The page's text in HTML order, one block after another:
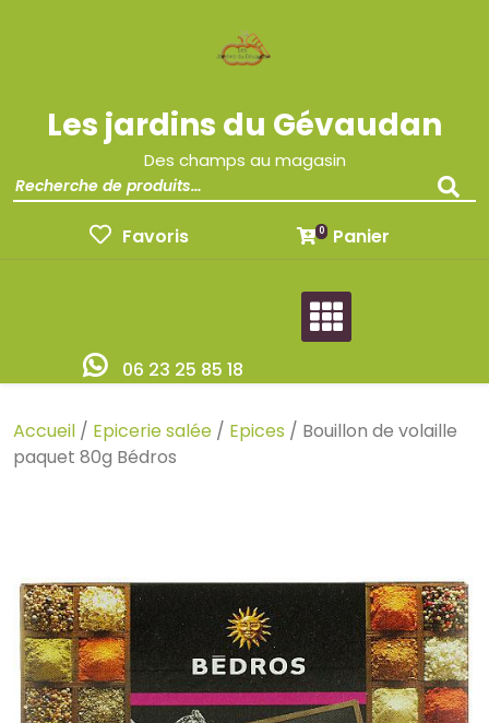
Les jardins du Gévaudan
Des champs au magasin
Favoris 0 Panier
06 23 25 85 18
Accueil / Epicerie salée / Epices / Bouillon de volaille
paquet 80g Bédros